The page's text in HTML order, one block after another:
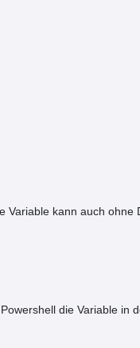
kann auch ohne
die Variable in